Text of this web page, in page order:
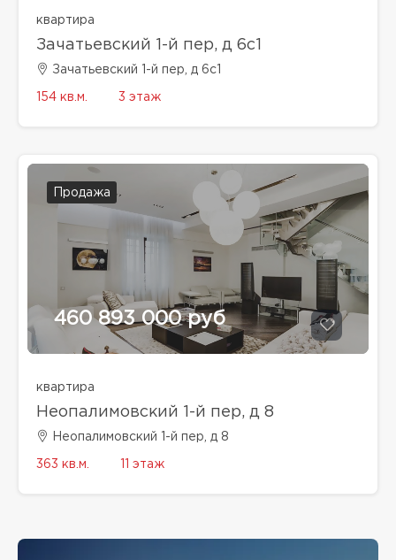
квартира
Зачатьевский 1-й пер, д 6с1
Зачатьевский 1-й пер, д 6с1
154 кв.м. 3 этаж
Продажа
460 893 000 руб
квартира
Неопалимовский 1-й пер, д 8
Неопалимовский 1-й пер, д 8
363 кв.м. 11 этаж